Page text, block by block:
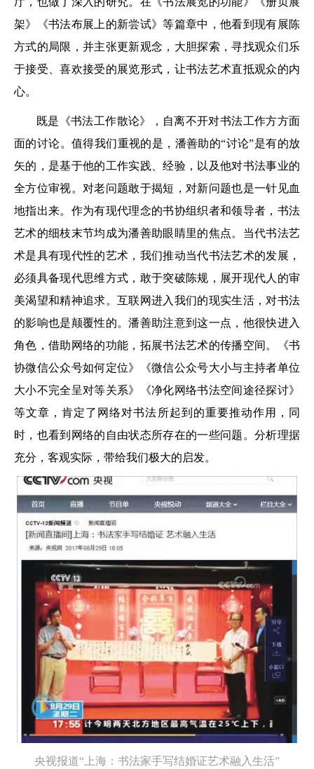
架》《书法布展上的新尝试》等篇章中，他看到现有展陈
方式的局限，并主张更新观念，大胆探索，寻找观众们乐
于接受、喜欢接受的展览形式，让书法艺术直抵观众的内
心。
既是《书法工作散论》，自离不开对书法工作方方面
面的讨论。值得我们重视的是，潘善助的“讨论”是有的放
矢的，是基于他的工作实践、经验，以及他对书法事业的
全方位审视。对老问题敢于揭短，对新问题也是一针见血
地指出来。作为有现代理念的书协组织者和领导者，书法
艺术的细枝末节均成为潘善助眼睛里的焦点。当代书法艺
术是具有现代性的艺术，我们推动当代书法艺术的发展，
必须具备现代思维方式，敢于突破陈规，展开现代人的审
美渴望和精神追求。互联网进入我们的现实生活，对书法
的影响也是颠覆性的。潘善助注意到这一点，他很快进入
角色，借助网络的功能，拓展书法艺术的传播空间。《书
协微信公众号如何定位》《微信公众号大小与主持者单位
大小不完全呈对等关系》《净化网络书法空间途径探讨》
等文章，肯定了网络对书法所起到的重要推动作用，同
时，也看到网络的自由状态所存在的一些问题。分析理据
充分，客观实际，带给我们极大的启发。
央视报道“上海：书法家手写结婚证艺术融入生活”